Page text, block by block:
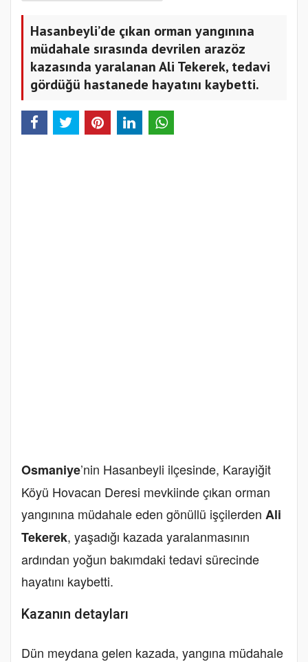
Hasanbeyli’de çıkan orman yangınına
müdahale sırasında devrilen arazöz
kazasında yaralanan Ali Tekerek, tedavi
gördüğü hastanede hayatını kaybetti.
Osmaniye’nin Hasanbeyli ilçesinde, Karayiğit
Köyü Hovacan Deresi mevkiinde çıkan orman
yangınına müdahale eden gönüllü işçilerden Ali
Tekerek, yaşadığı kazada yaralanmasının
ardından yoğun bakımdaki tedavi sürecinde
hayatını kaybetti.
Kazanın detayları
Dün meydana gelen kazada, yangına müdahale